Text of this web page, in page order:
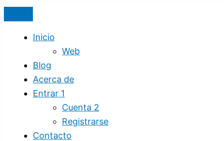
Ir
al
contenido
Inicio
Web
Blog
Acerca de
Entrar 1
Cuenta 2
Registrarse
Contacto
Audiencia
en
Internet
Tráfico